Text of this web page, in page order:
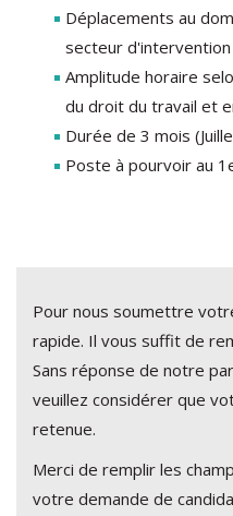
Déplacements au
secteur d'intervention
Amplitude horaire
du droit du travail et
Durée de 3 mois
Poste à pourvoir au
Pour nous soumettre
rapide. Il vous suffit de
Sans réponse de notre
veuillez considérer que
retenue.
Merci de remplir les
votre demande de